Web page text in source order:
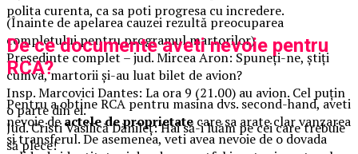
(Înainte de apelarea cauzei rezultă preocuparea
completului pentru programul martorilor)
Președinte complet – jud. Mircea Aron: Spuneți-ne, știți
cumva, martorii și-au luat bilet de avion?
Insp. Marcovici Dantes: La ora 9 (21.00) au avion. Cel puțin
o parte din ei.
Jud. Cristi Vasilică Dănileț: Hai să-i luăm pe cei care trebuie
să plece!
polita curenta, ca sa poti progresa cu incredere.
De ce documente aveti nevoie pentru
RCA?
Pentru a obtine RCA pentru masina dvs. second-hand, aveti
nevoie deactele de proprietate care sa arate clar vanzarea
si transferul. De asemenea, veti avea nevoie de o dovada